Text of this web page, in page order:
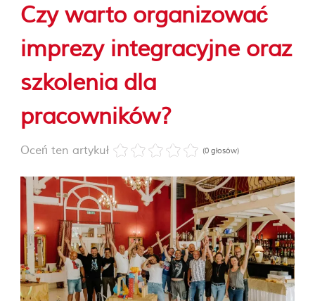
Czy warto organizować
imprezy integracyjne oraz
szkolenia dla
pracowników?
Oceń ten artykuł (0 głosów)